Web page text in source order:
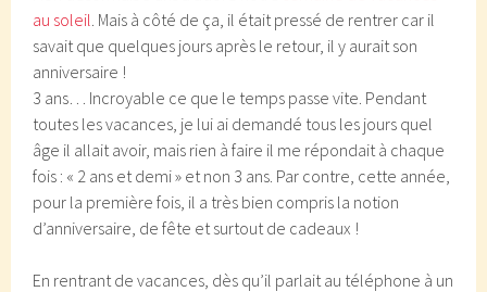
au soleil. Mais à côté de ça, il était pressé de rentrer car il
savait que quelques jours après le retour, il y aurait son
anniversaire !
3 ans… Incroyable ce que le temps passe vite. Pendant
toutes les vacances, je lui ai demandé tous les jours quel
âge il allait avoir, mais rien à faire il me répondait à chaque
fois : « 2 ans et demi » et non 3 ans. Par contre, cette année,
pour la première fois, il a très bien compris la notion
d’anniversaire, de fête et surtout de cadeaux !
En rentrant de vacances, dès qu’il parlait au téléphone à un